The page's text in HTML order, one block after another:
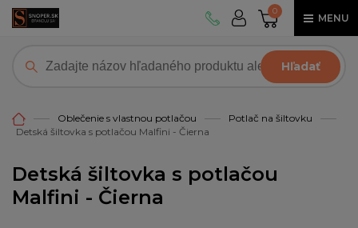
0
MENU
Hľadať
Oblečenie s vlastnou potlačou
Potlač na šiltovku
Detská šiltovka s potlačou Malfini - Čierna
Detská šiltovka s potlačou
Malfini - Čierna